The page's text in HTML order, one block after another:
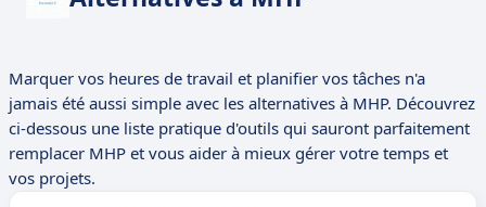
Marquer vos heures de travail et planifier vos tâches n'a
jamais été aussi simple avec les alternatives à MHP. Découvrez
ci-dessous une liste pratique d'outils qui sauront parfaitement
remplacer MHP et vous aider à mieux gérer votre temps et
vos projets.